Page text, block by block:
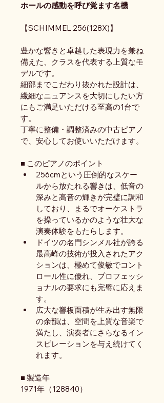
ホールの感動を呼び覚ます名機
【SCHIMMEL 256(128X)】
豊かな響きと卓越した表現力を兼ね
備えた、クラスを代表する上質なモ
デルです。
細部までこだわり抜かれた設計は、
繊細なニュアンスを大切にしたい方
にもご満足いただける至高の1台で
す。
丁寧に整備・調整済みの中古ピアノ
で、安心してお使いいただけます。
■ このピアノのポイント
256cmという圧倒的なスケー
ルから放たれる響きは、低音の
深みと高音の輝きが完璧に調和
しており、まるでオーケストラ
を操っているかのような壮大な
演奏体験をもたらします。
ドイツの名門シンメル社が誇る
最高峰の技術が投入されたアク
ションは、極めて俊敏でコント
ロール性に優れ、プロフェッシ
ョナルの要求にも完璧に応えま
す。
広大な響板面積が生み出す無限
の余韻は、空間を上質な音楽で
満たし、演奏者にさらなるイン
スピレーションを与え続けてく
れます。
■ 製造年
1971年（128840）